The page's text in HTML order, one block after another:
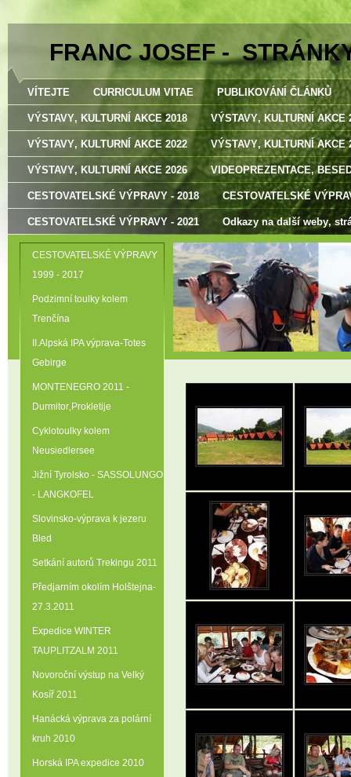
FRANC JOSEF -
VÍTEJTE CURRICULUM VITAE PUBLIKOVÁNÍ ČLÁNKŮ
VÝSTAVY‚ KULTURNÍ AKCE 2018 VÝSTAVY‚ KULTURNÍ AKCE
VÝSTAVY‚ KULTURNÍ AKCE 2022 VÝSTAVY‚ KULTURNÍ AKCE
VÝSTAVY‚ KULTURNÍ AKCE 2026 VIDEOPREZENTACE‚
CESTOVATELSKÉ VÝPRAVY - 2018 CESTOVATELSKÉ
CESTOVATELSKÉ VÝPRAVY - 2021 Odkazy na další weby‚
CESTOVATELSKÉ VÝPRAVY
1999 - 2017
Podzimní toulky kolem
Trenčína
II.Alpská IPA výprava-Totes
Gebirge
MONTENEGRO 2011 -
Durmitor‚Prokletije
Cyklotoulky kolem
Neusiedlersee
Jižní Tyrolsko - SASSOLUNGO
- LANGKOFEL
Slovinsko-výprava k jezeru
Bled
Setkání autorů Trekingu 2011
Předjarním okolím Holštejna-
27.3.2011
Expedice WINTER
TAUPLITZALM 2011
Novoroční výstup na Velký
Kosíř 2011
Hanácká výprava za polární
kruh 2010
Horská IPA expedice 2010